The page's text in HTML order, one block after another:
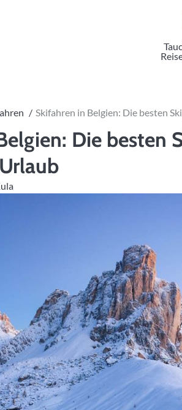
Skifahren in Belgien: Die besten
Die besten